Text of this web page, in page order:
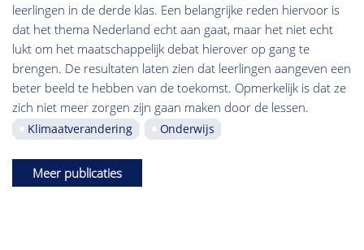
leerlingen in de derde klas. Een belangrijke reden hiervoor is
dat het thema Nederland echt aan gaat, maar het niet echt
lukt om het maatschappelijk debat hierover op gang te
brengen. De resultaten laten zien dat leerlingen aangeven een
beter beeld te hebben van de toekomst. Opmerkelijk is dat ze
zich niet meer zorgen zijn gaan maken door de lessen.
Klimaatverandering Onderwijs
Meer publicaties